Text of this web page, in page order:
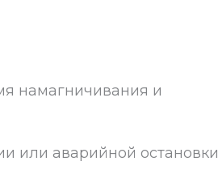
намагничивания и
или аварийной остановки